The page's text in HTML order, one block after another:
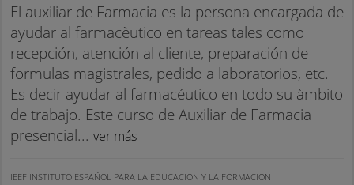
El auxiliar de Farmacia es la persona encargada de
ayudar al farmacèutico en tareas tales como
recepción, atención al cliente, preparación de
formulas magistrales, pedido a laboratorios, etc.
Es decir ayudar al farmacéutico en todo su àmbito
de trabajo. Este curso de Auxiliar de Farmacia
presencial... ver más
IEEF INSTITUTO ESPAÑOL PARA LA EDUCACION Y LA FORMACION